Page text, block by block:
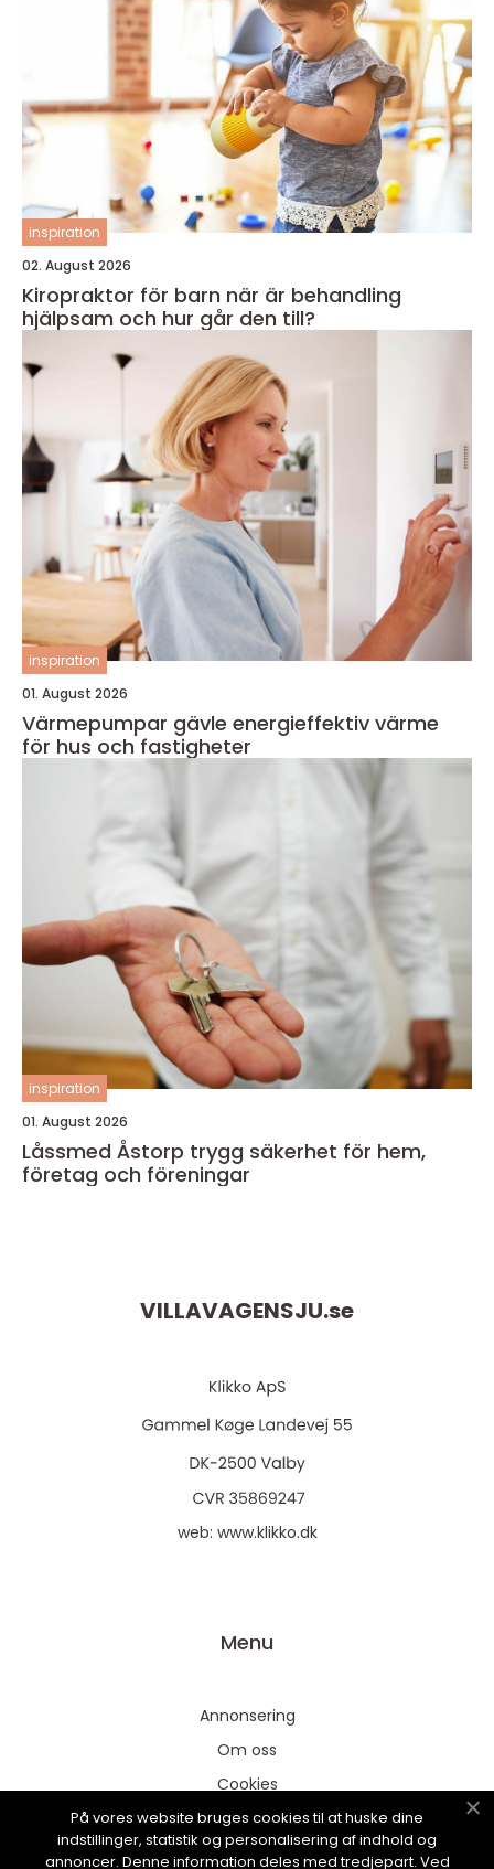
inspiration
02. August 2026
Kiropraktor för barn när är behandling
hjälpsam och hur går den till?
inspiration
01. August 2026
Värmepumpar gävle energieffektiv värme
för hus och fastigheter
inspiration
01. August 2026
Låssmed Åstorp trygg säkerhet för hem,
företag och föreningar
VILLAVAGENSJU.se
web: www.klikko.dk
Menu
Annonsering
Om oss
Cookies
Kontakta oss
Sitemap
På vores website bruges cookies til at huske dine
indstillinger, statistik og personalisering af indhold og
annoncer. Denne information deles med tredjepart. Ved